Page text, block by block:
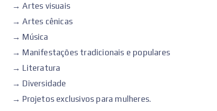
→ Artes visuais
→ Artes cênicas
→ Música
→ Manifestações tradicionais e populares
→ Literatura
→ Diversidade
→ Projetos exclusivos para mulheres.